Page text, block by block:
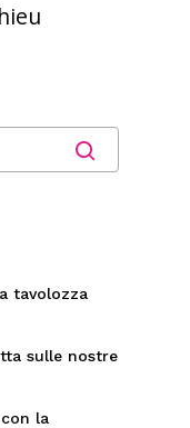
tavolozza
sulle nostre
la